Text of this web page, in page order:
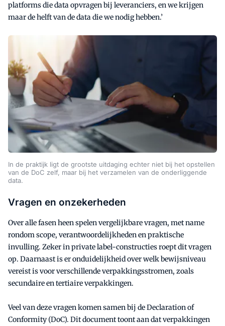
platforms die data opvragen bij leveranciers, en we krijgen
maar de helft van de data die we nodig hebben.’
In de praktijk ligt de grootste uitdaging echter niet bij het opstellen
van de DoC zelf, maar bij het verzamelen van de onderliggende
data.
Vragen en onzekerheden
Over alle fasen heen spelen vergelijkbare vragen, met name
rondom scope, verantwoordelijkheden en praktische
invulling. Zeker in private label-constructies roept dit vragen
op. Daarnaast is er onduidelijkheid over welk bewijsniveau
vereist is voor verschillende verpakkingsstromen, zoals
secundaire en tertiaire verpakkingen.
Veel van deze vragen komen samen bij de Declaration of
Conformity (DoC). Dit document toont aan dat verpakkingen